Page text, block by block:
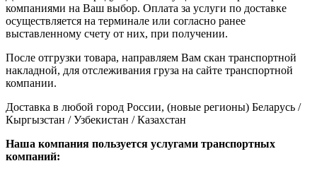
компаниями на Ваш выбор. Оплата за услуги по доставке
осуществляется на терминале или согласно ранее
выставленному счету от них, при получении.
После отгрузки товара, направляем Вам скан транспортной
накладной, для отслеживания груза на сайте транспортной
компании.
Доставка в любой город России, (новые регионы) Беларусь /
Кыргызстан / Узбекистан / Казахстан
Наша компания пользуется услугами транспортных
компаний: